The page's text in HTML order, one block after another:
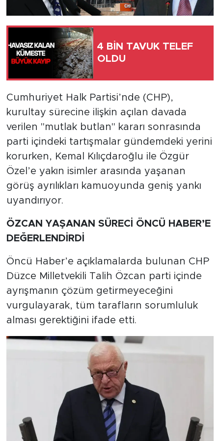
4 BİN TAVUK TELEF
OLDU
Cumhuriyet Halk Partisi’nde (CHP),
kurultay sürecine ilişkin açılan davada
verilen "mutlak butlan" kararı sonrasında
parti içindeki tartışmalar gündemdeki yerini
korurken, Kemal Kılıçdaroğlu ile Özgür
Özel’e yakın isimler arasında yaşanan
görüş ayrılıkları kamuoyunda geniş yankı
uyandırıyor.
ÖZCAN YAŞANAN SÜRECİ ÖNCÜ HABER’E
DEĞERLENDİRDİ
Öncü Haber’e açıklamalarda bulunan CHP
Düzce Milletvekili Talih Özcan parti içinde
ayrışmanın çözüm getirmeyeceğini
vurgulayarak, tüm tarafların sorumluluk
alması gerektiğini ifade etti.